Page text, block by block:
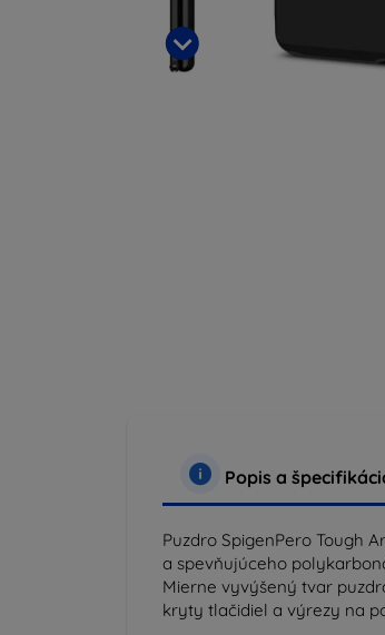
Popis a
Puzdro SpigenPero Tough
a spevňujúceho
Mierne vyvýšený tvar
kryty tlačidiel a výrezy na